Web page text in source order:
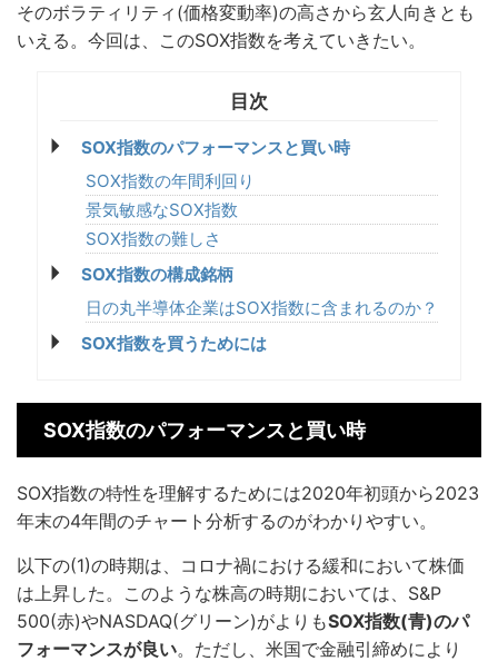
そのボラティリティ(価格変動率)の高さから玄人向きとも
いえる。今回は、このSOX指数を考えていきたい。
SOX指数のパフォーマンスと買い時
SOX指数の年間利回り
景気敏感なSOX指数
SOX指数の難しさ
SOX指数の構成銘柄
日の丸半導体企業はSOX指数に含まれるのか？
SOX指数を買うためには
SOX指数のパフォーマンスと買い時
SOX指数の特性を理解するためには2020年初頭から2023
年末の4年間のチャート分析するのがわかりやすい。
以下の(1)の時期は、コロナ禍における緩和において株価
は上昇した。このような株高の時期においては、S&P
500(赤)やNASDAQ(グリーン)がよりもSOX指数(青)のパ
フォーマンスが良い。ただし、米国で金融引締めにより